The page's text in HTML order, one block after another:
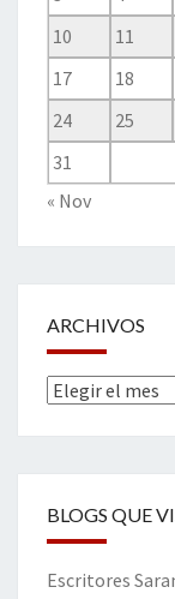
10
11
17
18
24
25
31
« Nov
ARCHIVOS
Archivos
BLOGS QUE
Escritores